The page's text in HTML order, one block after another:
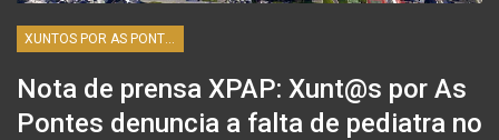
Nota de prensa XPAP: Xunt@s por As
Pontes denuncia a falta de pediatra no